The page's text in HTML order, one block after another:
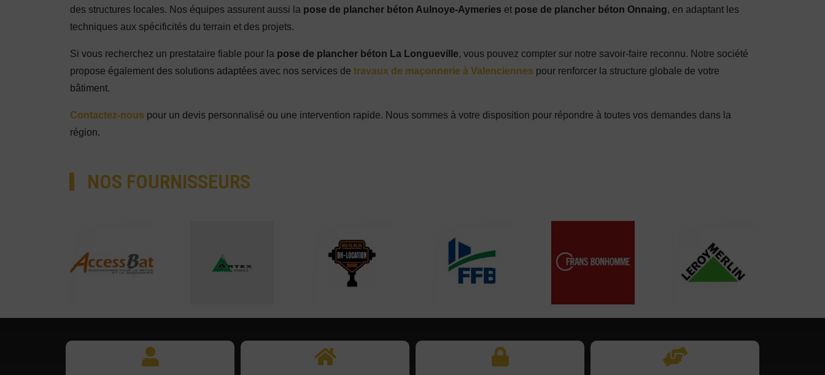
des structures locales. Nos équipes assurent aussi la pose de plancher béton Aulnoye-Aymeries et pose de plancher béton Onnaing, en adaptant les
techniques aux spécificités du terrain et des projets.
Si vous recherchez un prestataire fiable pour la pose de plancher béton La Longueville, vous pouvez compter sur notre savoir-faire reconnu. Notre société
propose également des solutions adaptées avec nos services de travaux de maçonnerie à Valenciennes pour renforcer la structure globale de votre
bâtiment.
Contactez-nous pour un devis personnalisé ou une intervention rapide. Nous sommes à votre disposition pour répondre à toutes vos demandes dans la
région.
NOS FOURNISSEURS